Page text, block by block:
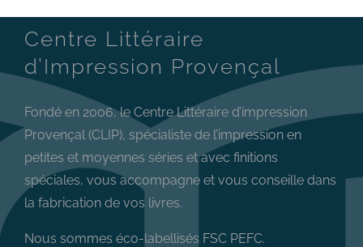
Centre Littéraire
d’Impression Provençal
Fondé en 2006, le Centre Littéraire d’impression
Provençal (CLIP), spécialiste de l’impression en
petites et moyennes séries et avec finitions
spéciales, vous accompagne et vous conseille dans
la fabrication de vos livres.
Nous sommes éco-labellisés FSC PEFC.